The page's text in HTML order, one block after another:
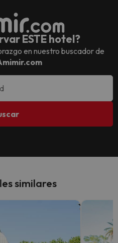
ESTE hotel?
en nuestro buscador de
similares